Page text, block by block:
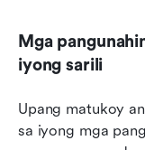
Mga
iyong sarili
Upang matukoy
sa iyong mga